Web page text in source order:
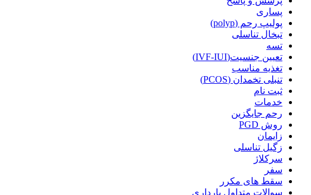
پساری
پولیپ رحم (polyp)
تبخال تناسلی
تسه
تعیین جنسیت(IVF-IUI)
تغذیه مناسب
تنبلی تخمدان (PCOS)
ثبت نام
خدمات
رحم جایگزین
روش PGD
زایمان
زگیل تناسلی
سرکلاژ
سفر
سقط های مکرر
سوالات متداول بارداری